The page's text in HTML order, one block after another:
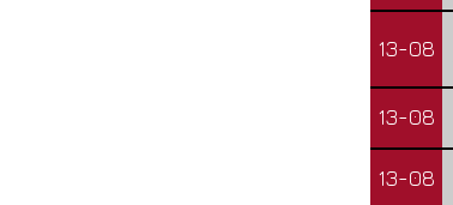
13-08
13-08
13-08